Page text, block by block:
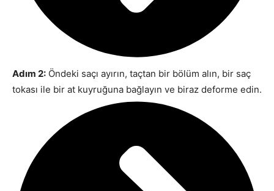
Adım 2: Öndeki saçı ayırın, taçtan bir bölüm alın, bir saç
tokası ile bir at kuyruğuna bağlayın ve biraz deforme edin.